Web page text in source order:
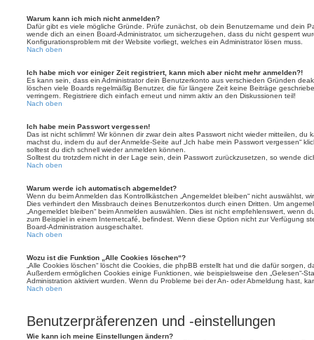
Warum kann ich mich nicht anmelden?
Dafür gibt es viele mögliche Gründe. Prüfe zunächst, ob dein Benutzername und dein
wende dich an einen Board-Administrator, um sicherzugehen, dass du nicht gesperrt
Konfigurationsproblem mit der Website vorliegt, welches ein Administrator lösen muss.
Nach oben
Ich habe mich vor einiger Zeit registriert, kann mich aber nicht mehr anmelden?!
Es kann sein, dass ein Administrator dein Benutzerkonto aus verschieden Gründen
löschen viele Boards regelmäßig Benutzer, die für längere Zeit keine Beiträge
verringern. Registriere dich einfach erneut und nimm aktiv an den Diskussionen teil!
Nach oben
Ich habe mein Passwort vergessen!
Das ist nicht schlimm! Wir können dir zwar dein altes Passwort nicht wieder mitteilen, du
machst du, indem du auf der Anmelde-Seite auf „Ich habe mein Passwort vergessen“
solltest du dich schnell wieder anmelden können.
Solltest du trotzdem nicht in der Lage sein, dein Passwort zurückzusetzen, so wende
Nach oben
Warum werde ich automatisch abgemeldet?
Wenn du beim Anmelden das Kontrollkästchen „Angemeldet bleiben“ nicht auswählst,
Dies verhindert den Missbrauch deines Benutzerkontos durch einen Dritten. Um
„Angemeldet bleiben“ beim Anmelden auswählen. Dies ist nicht empfehlenswert, wenn
zum Beispiel in einem Internetcafé, befindest. Wenn diese Option nicht zur Verfügung
Board-Administration ausgeschaltet.
Nach oben
Wozu ist die Funktion „Alle Cookies löschen“?
„Alle Cookies löschen“ löscht die Cookies, die phpBB erstellt hat und die dafür sorgen,
Außerdem ermöglichen Cookies einige Funktionen, wie beispielsweise den „Gelesen“-
Administration aktiviert wurden. Wenn du Probleme bei der An- oder Abmeldung hast,
Nach oben
Benutzerpräferenzen und -einstellungen
Wie kann ich meine Einstellungen ändern?